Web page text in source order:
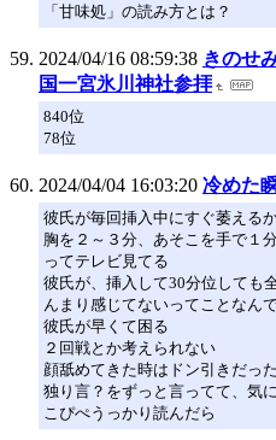
「甘味処」の読み方とは？
2024/04/16 08:59:38 きのせ
国一宮氷川神社参拝
840位
78位
2024/04/04 16:03:20 冷めた
彼氏が毎回挿入中にすぐ萎える
胸を２～３分、あそこを手で１
ってテレビ見てる
彼氏が、挿入して30分位しても
んまり感じてないってことなん
彼氏が早くて困る
２回戦とか考えられない
顔舐めてきた時はドン引きだっ
独り言？をずっと言ってて、気
こぴぺうっかり読んだら